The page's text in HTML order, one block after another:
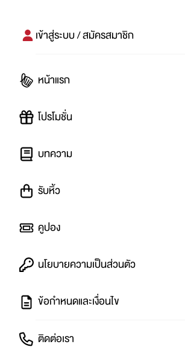
เข้าสู่ระบบ / สมัครสมาชิก
หน้าแรก
โปรโมชั่น
บทความ
รับหิ้ว
คูปอง
นโยบายความเป็นส่วนตัว
ข้อกำหนดและเงื่อนไข
ติดต่อเรา
#
ปันโปร PUNPRO ที่ 1 ด้านโป